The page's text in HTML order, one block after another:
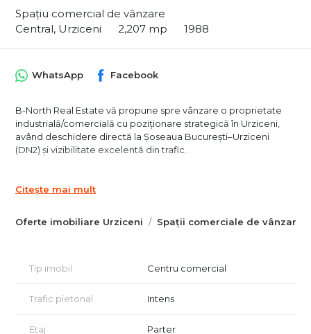
Spațiu comercial de vânzare
Central, Urziceni
2,207 mp 1988
Oferte imobiliare Urziceni Spații comerciale de vânzare
WhatsApp Facebook
B-North Real Estate vă propune spre vânzare o proprietate
industrială/comercială cu poziționare strategică în Urziceni,
având deschidere directă la Șoseaua București–Urziceni
(DN2) și vizibilitate excelentă din trafic.
un teren generos de aproximativ 5.000 mp, această
puternică și potențial ridicat de adaptare pentru diverse
Poziționarea directă la artera principală București – Urziceni
oferă un avantaj major pentru activități de:
distribuție și logistică
depozitare
supermarket / retail de proximitate
Citește mai mult
Tip imobil Centru comercial
Trafic pietonal Intens
Etaj Parter